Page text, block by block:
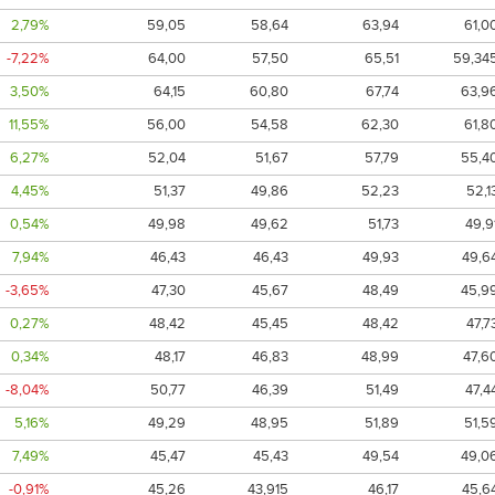
2,79%
59,05 58,64 63,94
-7,22%
64,00 57,50 65,51
3,50%
64,15 60,80 67,74
11,55%
56,00 54,58 62,30
6,27%
52,04 51,67 57,79
4,45%
51,37 49,86 52,23
0,54%
49,98 49,62 51,73
7,94%
46,43 46,43 49,93
-3,65%
47,30 45,67 48,49
0,27%
48,42 45,45 48,42
0,34%
48,17 46,83 48,99
-8,04%
50,77 46,39 51,49
5,16%
49,29 48,95 51,89
7,49%
45,47 45,43 49,54
-0,91%
45,26 43,915 46,17